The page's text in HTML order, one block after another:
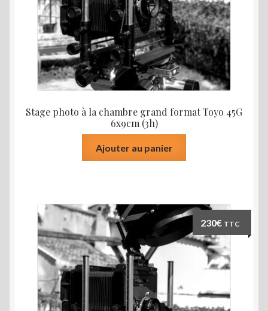
Stage photo à la chambre grand format Toyo 45G
6x9cm (3h)
Ajouter au panier
230€ TTC